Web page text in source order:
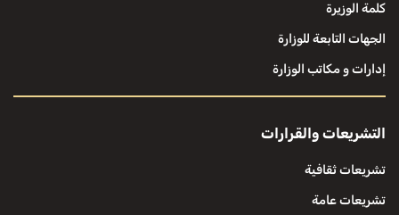
كلمة الوزيرة
الجهات التابعة للوزارة
إدارات و مكاتب الوزارة
التشريعات والقرارات
تشريعات ثقافية
تشريعات عامة